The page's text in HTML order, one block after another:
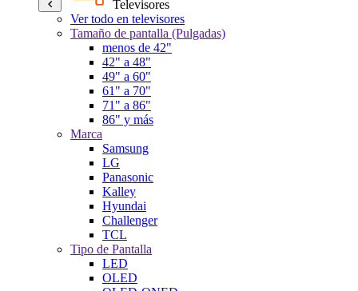
Televisores
Ver todo en televisores
Tamaño de pantalla (Pulgadas)
menos de 42"
42" a 48"
49" a 60"
61" a 70"
71" a 86"
86" y más
Marca
Samsung
LG
Panasonic
Kalley
Hyundai
Challenger
TCL
Tipo de Pantalla
LED
OLED